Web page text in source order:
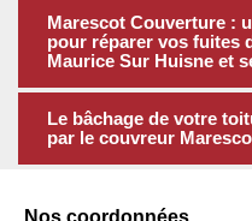
Marescot Couverture :
pour réparer vos fuites
Maurice Sur Huisne et
Le bâchage de votre
par le couvreur
Nos coordonnées